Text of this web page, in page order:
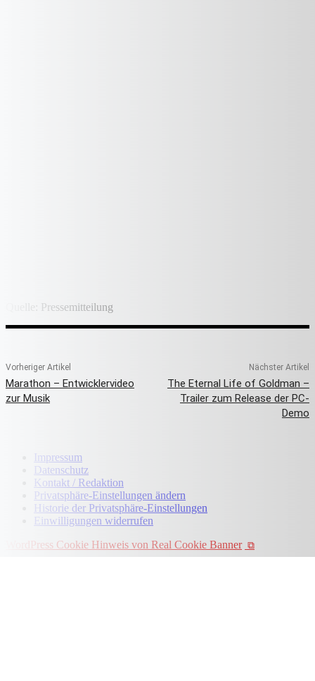
Quelle: Pressemitteilung
Vorheriger Artikel
Marathon – Entwicklervideo
zur Musik
Nächster Artikel
The Eternal Life of Goldman –
Trailer zum Release der PC-
Demo
Impressum
Datenschutz
Kontakt / Redaktion
Privatsphäre-Einstellungen ändern
Historie der Privatsphäre-Einstellungen
Einwilligungen widerrufen
WordPress Cookie Hinweis von Real Cookie Banner